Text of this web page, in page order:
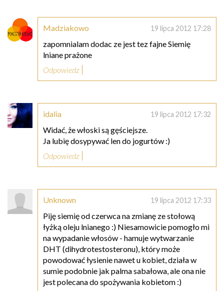
Madziakowo 19 lipca 2012 17:28
zapomnialam dodac ze jest tez fajne Siemię
lniane prażone
Odpowiedz
idalia 19 lipca 2012 17:32
Widać, że włoski są gęściejsze.
Ja lubię dosypywać len do jogurtów :)
Odpowiedz
Unknown 19 lipca 2012 17:33
Piję siemię od czerwca na zmianę ze stołową
łyżką oleju lnianego :) Niesamowicie pomogło mi
na wypadanie włosów - hamuje wytwarzanie
DHT (dihydrotestosteronu), który może
powodować łysienie nawet u kobiet, działa w
sumie podobnie jak palma sabałowa, ale ona nie
jest polecana do spożywania kobietom :)